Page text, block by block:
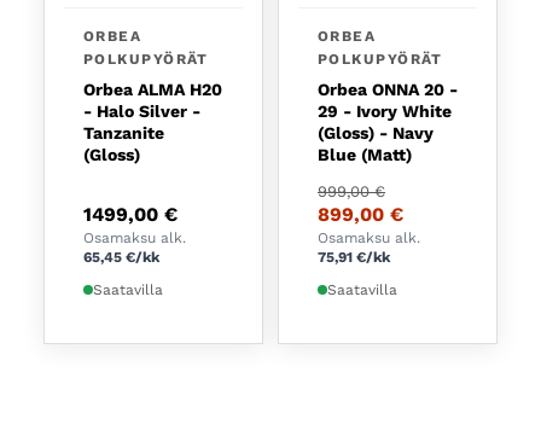
ORBEA
POLKUPYÖRÄT
Orbea ALMA H20
- Halo Silver -
Tanzanite
(Gloss)
1499,00 €
Osamaksu alk.
65,45 €/kk
Saatavilla
ORBEA
POLKUPYÖRÄT
Orbea ONNA 20 -
29 - Ivory White
(Gloss) - Navy
Blue (Matt)
999,00€
Alkuperäinen hinta oli:
899,00 €
Nykyinen hinta on:
Osamaksu alk.
75,91 €/kk
Saatavilla